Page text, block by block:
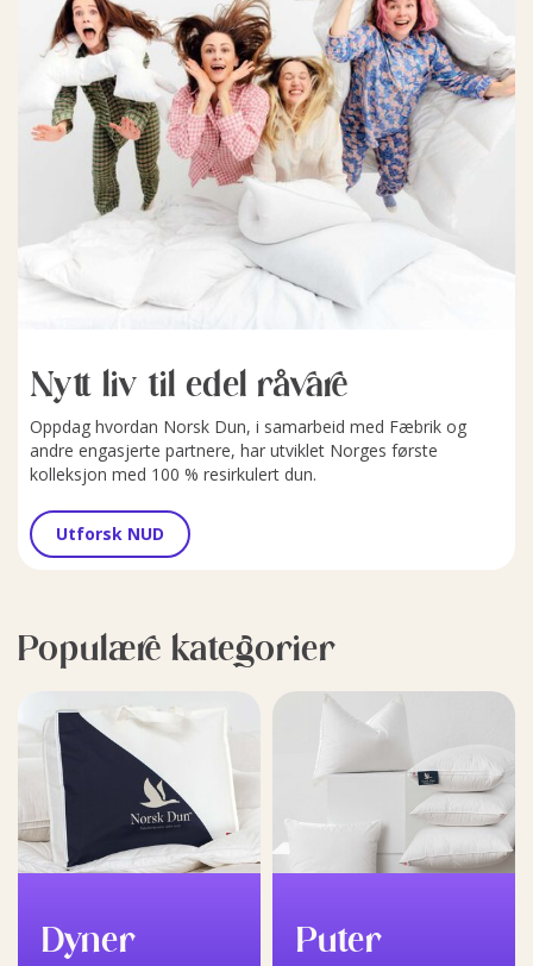
Nytt liv til edel råvare
Oppdag hvordan Norsk Dun, i samarbeid med Fæbrik og
andre engasjerte partnere, har utviklet Norges første
kolleksjon med 100 % resirkulert dun.
Utforsk NUD
Populære kategorier
Dyner Puter